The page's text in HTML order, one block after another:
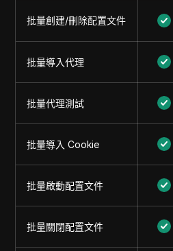
批量創建/刪除配置文件
批量導入代理
批量代理測試
批量導入 Cookie
批量啟動配置文件
批量關閉配置文件